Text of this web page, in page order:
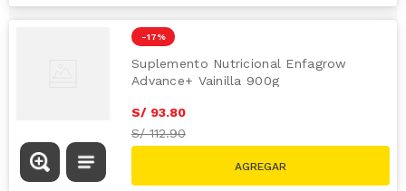
-17 %
Suplemento Nutricional Enfagrow
Advance+ Vainilla 900g
S/ 93.80
S/112.90